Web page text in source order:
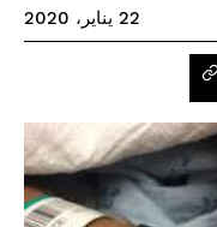
22 يناير، 2020